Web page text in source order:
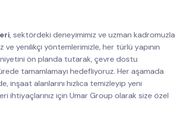
, sektördeki deneyimimiz ve uzman kadromuzla
yenilikçi yöntemlerimizle, her türlü yapının
ön planda tutarak, çevre dostu
tamamlamayı hedefliyoruz. Her aşamada
inşaat alanlarını hızlıca temizleyip yeni
ihtiyaçlarınız için Umar Group olarak size özel